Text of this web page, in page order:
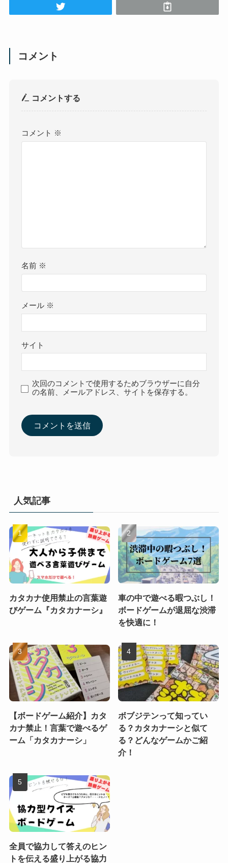
コメント
コメントする
コメント ※
名前 ※
メール ※
サイト
次回のコメントで使用するためブラウザーに自分
の名前、メールアドレス、サイトを保存する。
人気記事
カタカナ使用禁止の言葉遊
びゲーム『カタカナーシ』
車の中で遊べる暇つぶし！
ボードゲームが退屈な渋滞
を快適に！
【ボードゲーム紹介】カタ
カナ禁止！言葉で遊べるゲ
ーム「カタカナーシ」
ボブジテンって知ってい
る？カタカナーシと似て
る？どんなゲームかご紹
介！
全員で協力して答えのヒン
トを伝える盛り上がる協力